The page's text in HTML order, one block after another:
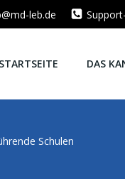
leb.de
STARTSEITE DAS
Schulen